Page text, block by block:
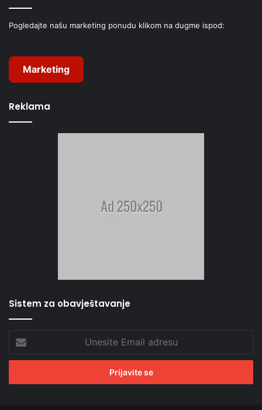
Pogledajte našu marketing ponudu klikom na dugme ispod:
Marketing
Reklama
Sistem za obavještavanje
Email
adresu